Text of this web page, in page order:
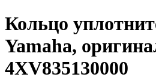
Кольцо
Yamaha,
4XV835130000